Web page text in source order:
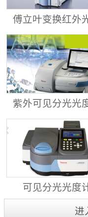
傅立叶变换红外
仪 ALPHA II
紫外可见分光光
Evolution™ 260
可见分光光度
GENESYS™进